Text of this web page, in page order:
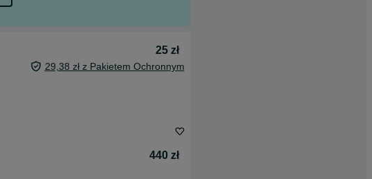
25 zł
29,38 zł z Pakietem Ochronnym
440 zł